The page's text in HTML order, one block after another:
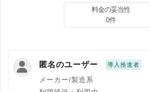
料金の妥当性
0件
匿名のユーザー 導入推進者
メーカー/製造系